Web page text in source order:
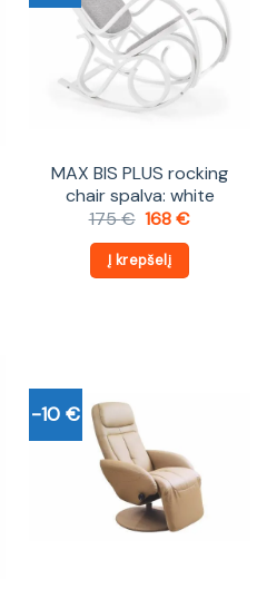
MAX BIS PLUS rocking
chair spalva: white
175€ Original
was:
175 €.
168€Current
Į krepšelį
-10 €